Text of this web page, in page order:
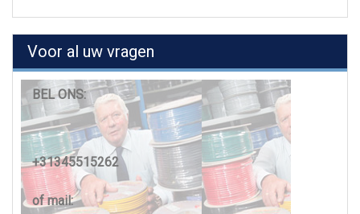
Voor al uw vragen
BEL ONS:
+31345515262
of mail: